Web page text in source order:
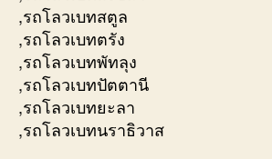
,รถโลวเบทสตูล
,รถโลวเบทตรัง
,รถโลวเบทพัทลุง
,รถโลวเบทปัตตานี
,รถโลวเบทยะลา
,รถโลวเบทนราธิวาส